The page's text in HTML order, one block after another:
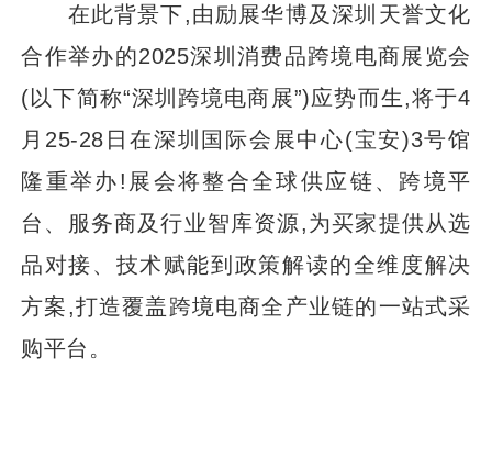
在此背景下,由励展华博及深圳天誉文化
合作举办的2025深圳消费品跨境电商展览会
(以下简称“深圳跨境电商展”)应势而生,将于4
月25-28日在深圳国际会展中心(宝安)3号馆
隆重举办!展会将整合全球供应链、跨境平
台、服务商及行业智库资源,为买家提供从选
品对接、技术赋能到政策解读的全维度解决
方案,打造覆盖跨境电商全产业链的一站式采
购平台。